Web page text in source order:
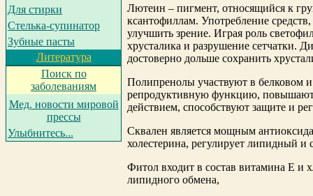
Для стирки
Cтелька-супинатор
Зубные пасты
Литература
Поиск по
заболеваниям
Мед. новости мировой
прессы
Улыбнитесь...
Лютеин – пигмент, относящийся к
ксантофиллам. Употребление
улучшить зрение. Играя роль
хрусталика и разрушение сетчатки.
достоверно дольше сохранить
Полипренолы участвуют в белковом
репродуктивную функцию,
действием, способствуют защите и
Сквален является мощным
холестерина, регулирует липидный
Фитол входит в состав витамина Е и
липидного обмена,